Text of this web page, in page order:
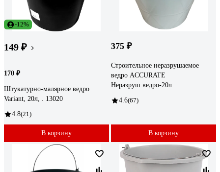
-12%
149 ₽
170 ₽
Штукатурно-малярное ведро
Variant, 20л, . 13020
4.8(21)
В корзину
375 ₽
Строительное неразрушаемое
ведро ACCURATE
Неразруш.ведро-20л
4.6(67)
В корзину